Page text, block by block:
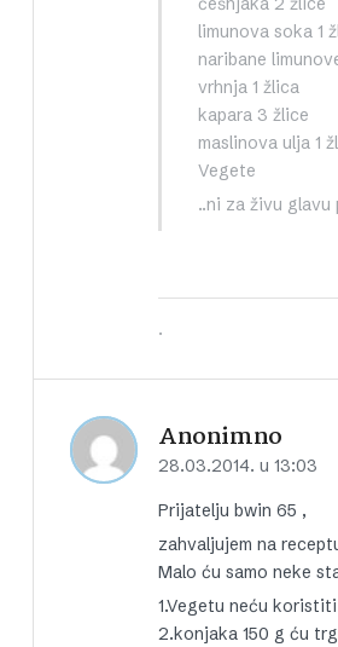
limunova soka 1
naribane
vrhnja 1 žlica
kapara 3 žlice
maslinova ulja 1
Vegete
..ni za živu
.
Anonimno
28.03.2014. u 13:03
Prijatelju bwin 65 ,
zahvaljujem na
Malo ću samo neke
1.Vegetu neću
2.konjaka 150 g ću